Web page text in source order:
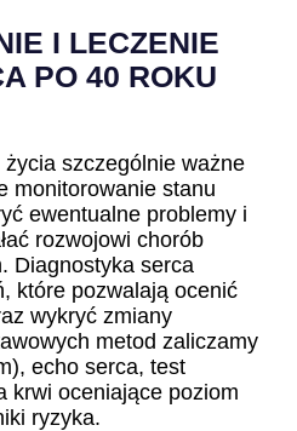
I LECZENIE
PO 40 ROKU
szczególnie ważne
monitorowanie stanu
ewentualne problemy i
rozwojowi chorób
Diagnostyka serca
które pozwalają ocenić
wykryć zmiany
metod zaliczamy
echo serca, test
krwi oceniające poziom
ryzyka.